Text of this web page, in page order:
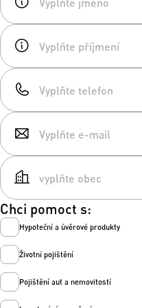
Chci pomoct s:
Hypoteční a úvěrové produkty
Životní pojištění
Pojištění aut a nemovitostí